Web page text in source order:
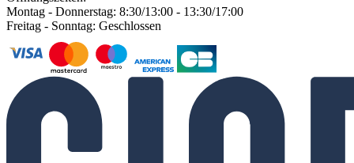
Montag - Donnerstag: 8:30/13:00 - 13:30/17:00
Freitag - Sonntag: Geschlossen